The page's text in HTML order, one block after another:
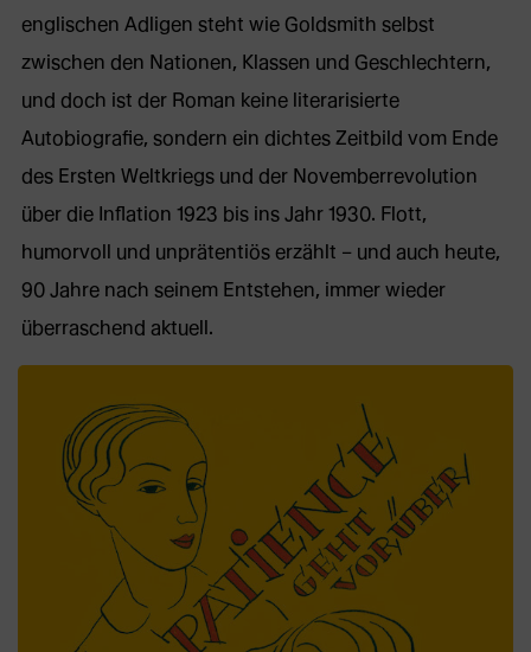
englischen Adligen steht wie Goldsmith selbst
zwischen den Nationen, Klassen und Geschlechtern,
und doch ist der Roman keine literarisierte
Autobiografie, sondern ein dichtes Zeitbild vom Ende
des Ersten Weltkriegs und der Novemberrevolution
über die Inflation 1923 bis ins Jahr 1930. Flott,
humorvoll und unprätentiös erzählt – und auch heute,
90 Jahre nach seinem Entstehen, immer wieder
überraschend aktuell.